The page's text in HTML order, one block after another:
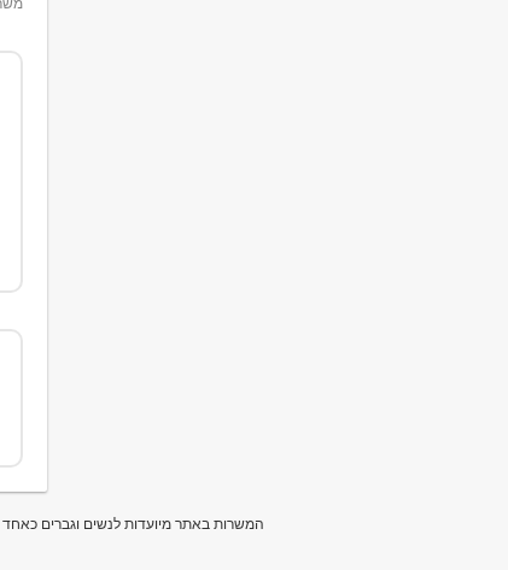
משרה
המשרות באתר מיועדות לנשים וגברים כאחד